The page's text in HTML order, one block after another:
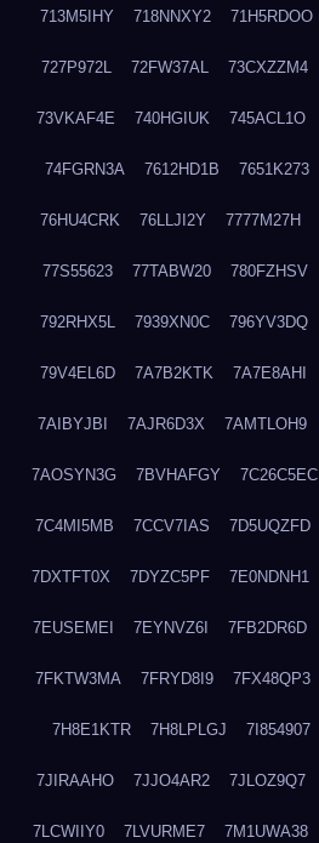
713M5IHY 718NNXY2 71H5RDOO
727P972L 72FW37AL 73CXZZM4
73VKAF4E 740HGIUK 745ACL1O
74FGRN3A 7612HD1B 7651K273
76HU4CRK 76LLJI2Y 7777M27H
77S55623 77TABW20 780FZHSV
792RHX5L 7939XN0C 796YV3DQ
79V4EL6D 7A7B2KTK 7A7E8AHI
7AIBYJBI 7AJR6D3X 7AMTLOH9
7AOSYN3G 7BVHAFGY 7C26C5EC
7C4MI5MB 7CCV7IAS 7D5UQZFD
7DXTFT0X 7DYZC5PF 7E0NDNH1
7EUSEMEI 7EYNVZ6I 7FB2DR6D
7FKTW3MA 7FRYD8I9 7FX48QP3
7H8E1KTR 7H8LPLGJ 7I854907
7JIRAAHO 7JJO4AR2 7JLOZ9Q7
7LCWIIY0 7LVURME7 7M1UWA38